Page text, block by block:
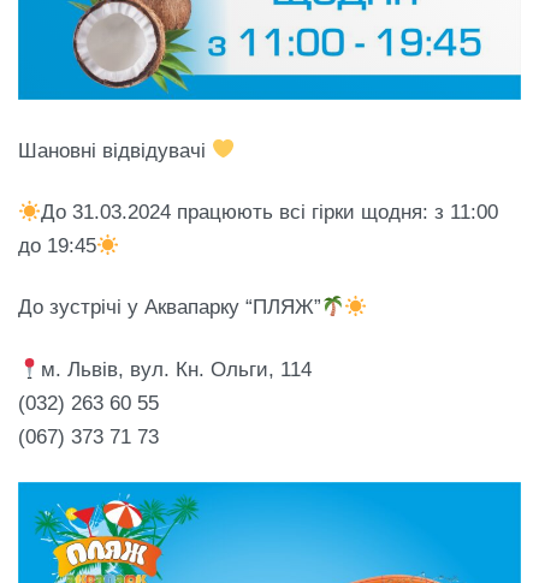
Шановні відвідувачі
До 31.03.2024 працюють всі гірки щодня: з 11:00
до 19:45
До зустрічі у Аквапарку “ПЛЯЖ”
м. Львів, вул. Кн. Ольги, 114
(032) 263 60 55
(067) 373 71 73